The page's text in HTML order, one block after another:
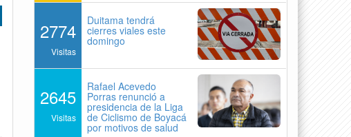
2774
Visitas
Duitama tendrá
cierres viales este
domingo
2645
Visitas
Rafael Acevedo
Porras renunció a
presidencia de la Liga
de Ciclismo de Boyacá
por motivos de salud